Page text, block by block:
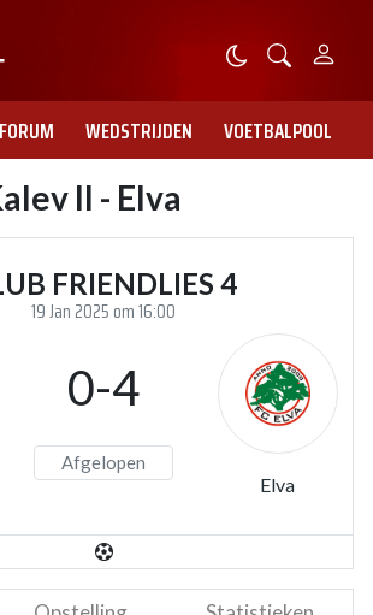
FORUM WEDSTRIJDEN VOETBALPOOL
II - Elva
FRIENDLIES 4
19 Jan 2025 om 16:00
0-4
Afgelopen
Elva